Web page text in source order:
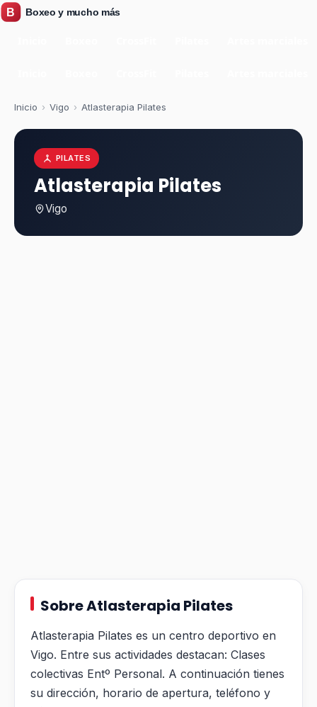
Inicio › Vigo › Atlasterapia Pilates
PILATES
Atlasterapia Pilates
Vigo
Sobre Atlasterapia Pilates
Atlasterapia Pilates es un centro deportivo en
Vigo. Entre sus actividades destacan: Clases
colectivas Entº Personal. A continuación tienes
su dirección, horario de apertura, teléfono y